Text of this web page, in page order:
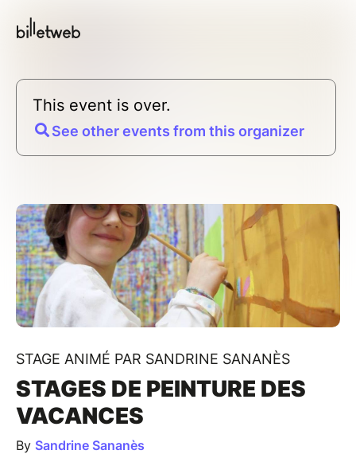
This event is over.
See other events from this organizer
STAGE ANIMÉ PAR SANDRINE SANANÈS
STAGES DE PEINTURE DES
VACANCES
By Sandrine Sananès